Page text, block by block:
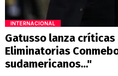
INTERNACIONAL
Gatusso lanza críticas
Eliminatorias
sudamericanos..."